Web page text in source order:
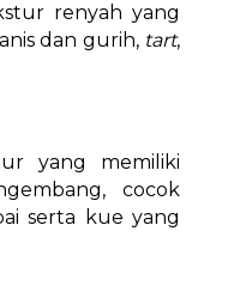
renyah yang
dan gurih, tart,
yang memiliki
cocok
serta kue yang